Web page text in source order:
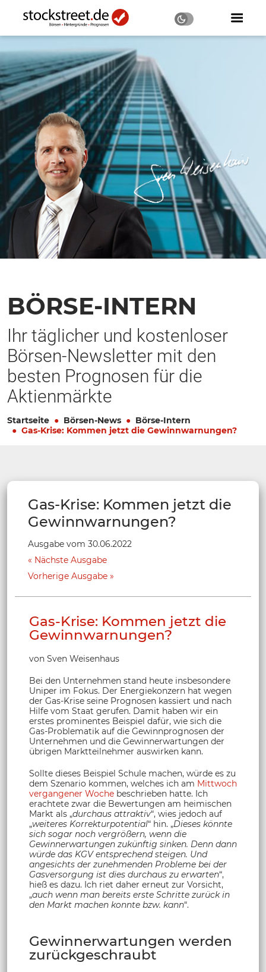
BÖRSE-INTERN
Ihr täglicher und kostenloser
Börsen-Newsletter mit den
besten Prognosen für die
Aktienmärkte
Startseite Börsen-News
Börse-Intern
Gas-Krise: Kommen jetzt die Gewinnwarnungen?
Gas-Krise: Kommen jetzt die
Gewinnwarnungen?
Ausgabe vom 30.06.2022
Nächste Ausgabe
Vorherige Ausgabe
Gas-Krise: Kommen jetzt die
Gewinnwarnungen?
von Sven Weisenhaus
Bei den Unternehmen stand heute insbesondere
Uniper im Fokus. Der Energiekonzern hat wegen
der Gas-Krise seine Prognosen kassiert und nach
Hilfe vom Staat gerufen. Damit haben wir ein
erstes prominentes Beispiel dafür, wie sich die
Gas-Problematik auf die Gewinnprognosen der
Unternehmen und die Gewinnerwartungen der
übrigen Marktteilnehmer auswirken kann.
Sollte dieses Beispiel Schule machen, würde es zu
dem Szenario kommen, welches ich am Mittwoch
vergangener Woche beschrieben hatte. Ich
erachtete zwar die Bewertungen am heimischen
Markt als „durchaus attraktiv“, wies jedoch auf
„weiteres Korrekturpotential“ hin. „Dieses könnte
sich sogar noch vergrößern, wenn die
Gewinnerwartungen zukünftig sinken. Denn dann
würde das KGV entsprechend steigen. Und
angesichts der zunehmenden Probleme bei der
Gasversorgung ist dies durchaus zu erwarten“,
hieß es dazu. Ich riet daher erneut zur Vorsicht,
„auch wenn man bereits erste Schritte zurück in
den Markt machen konnte bzw. kann“.
Gewinnerwartungen werden
zurückgeschraubt